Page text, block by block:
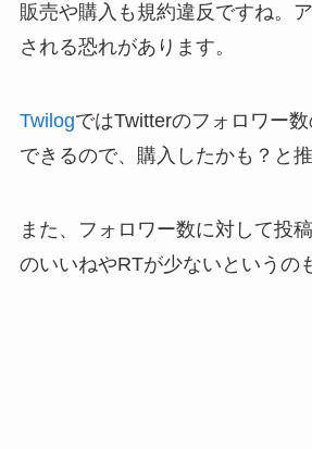
販売や購入も規約違反ですね。
される恐れがあります。
TwilogではTwitterのフォロワー
できるので、購入したかも？と推
また、フォロワー数に対して投
のいいねやRTが少ないというの